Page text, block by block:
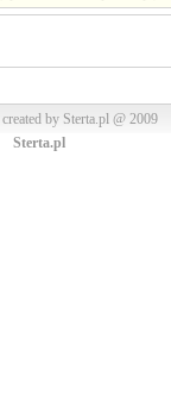
created by Sterta.pl @ 2009
Sterta.pl